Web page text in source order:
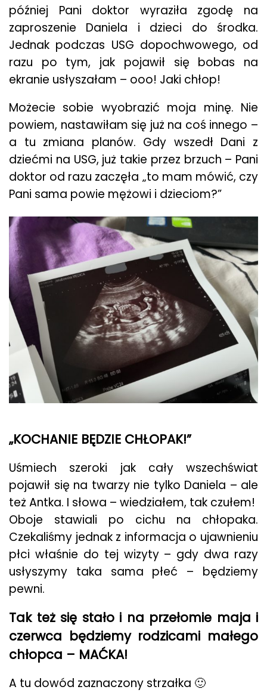
później Pani doktor wyraziła zgodę na
zaproszenie Daniela i dzieci do środka.
Jednak podczas USG dopochwowego, od
razu po tym, jak pojawił się bobas na
ekranie usłyszałam – ooo! Jaki chłop!
Możecie sobie wyobrazić moja minę. Nie
powiem, nastawiłam się już na coś innego –
a tu zmiana planów. Gdy wszedł Dani z
dziećmi na USG, już takie przez brzuch – Pani
doktor od razu zaczęła „to mam mówić, czy
Pani sama powie mężowi i dzieciom?”
„KOCHANIE BĘDZIE CHŁOPAK!”
Uśmiech szeroki jak cały wszechświat
pojawił się na twarzy nie tylko Daniela – ale
też Antka. I słowa – wiedziałem, tak czułem!
Oboje stawiali po cichu na chłopaka.
Czekaliśmy jednak z informacja o ujawnieniu
płci właśnie do tej wizyty – gdy dwa razy
usłyszymy taka sama płeć – będziemy
pewni.
Tak też się stało i na przełomie maja i
czerwca będziemy rodzicami małego
chłopca – MAĆKA!
A tu dowód zaznaczony strzałka 🙂